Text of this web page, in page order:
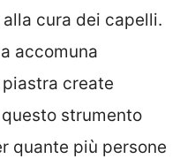
cura dei capelli.
accomuna
create
strumento
quante più persone